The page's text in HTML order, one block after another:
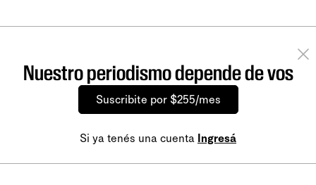
Nuestro periodismo depende de vos
Suscribite por $255/mes
Si ya tenés una cuenta Ingresá